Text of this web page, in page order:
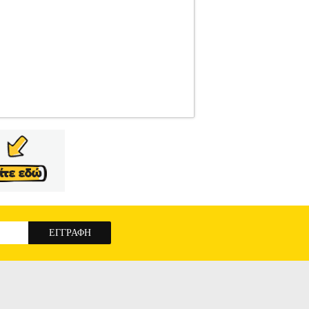
κατάλληλο για παιδιά από 6 έως 36
τόσο πολύ βολικό για αποθήκευση. Το
3 σημείων. Χαρακτηριστικά • Διαστάσεις
6-36 μηνών & βάρους 15 κιλά (max) •
κατηγοριών Αθλητικά, Βρεφικά - Παιδικά,
τα έξοδα αποστολής. Μπορείτε επίσης να
ΦΑΓΗΤΟΥ TOPMARK LUCKY